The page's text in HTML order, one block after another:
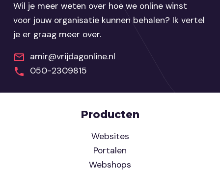
Wil je meer weten over hoe we online winst
voor jouw organisatie kunnen behalen? Ik vertel
je er graag meer over.
amir@vrijdagonline.nl
050-2309815
Producten
Websites
Portalen
Webshops